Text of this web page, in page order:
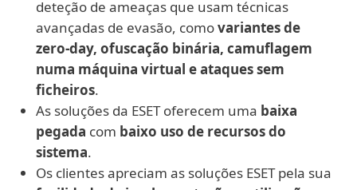
deteção de ameaças que usam técnicas
avançadas de evasão, comovariantes de
zero-day, ofuscação binária, camuflagem
numa máquina virtual e ataques sem
ficheiros.
As soluções da ESET oferecem uma baixa
pegada com baixo uso de recursos do
sistema.
Os clientes apreciam as soluções ESET pela sua